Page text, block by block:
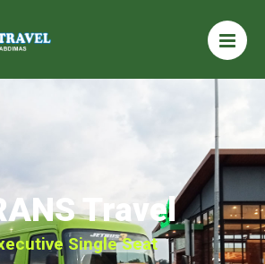
Travel
Single Seat